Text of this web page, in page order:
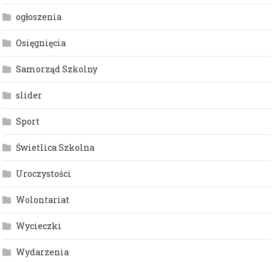
ogłoszenia
Osięgnięcia
Samorząd Szkolny
slider
Sport
Świetlica Szkolna
Uroczystości
Wolontariat
Wycieczki
Wydarzenia